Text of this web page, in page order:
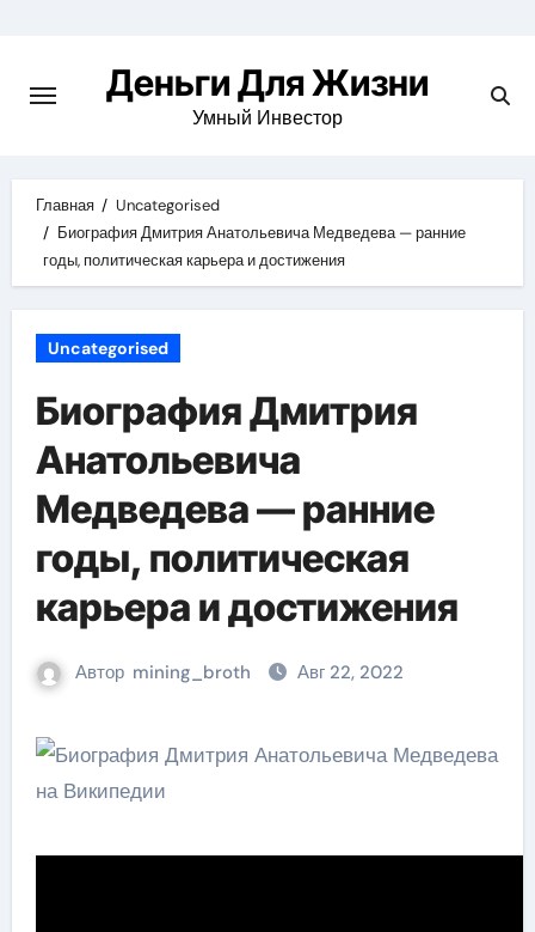
содержимомуДеньги Для Жизни
Умный Инвестор
Главная
Uncategorised
Биография Дмитрия Анатольевича Медведева — ранние
годы, политическая карьера и достижения
Uncategorised
Биография Дмитрия
Анатольевича
Медведева — ранние
годы, политическая
карьера и достижения
Автор mining_broth Авг 22, 2022